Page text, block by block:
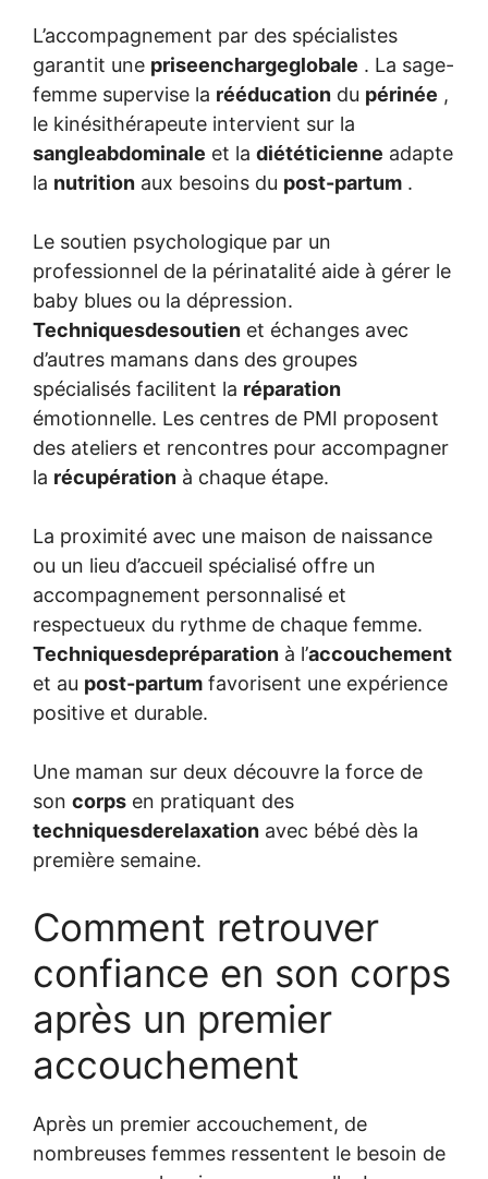
L’accompagnement par des spécialistes
garantit une priseenchargeglobale . La sage-
femme supervise la rééducation du périnée ,
le kinésithérapeute intervient sur la
sangleabdominale et la diététicienne adapte
la nutrition aux besoins du post-partum .
Le soutien psychologique par un
professionnel de la périnatalité aide à gérer le
baby blues ou la dépression.
Techniquesdesoutien et échanges avec
d’autres mamans dans des groupes
spécialisés facilitent la réparation
émotionnelle. Les centres de PMI proposent
des ateliers et rencontres pour accompagner
la récupération à chaque étape.
La proximité avec une maison de naissance
ou un lieu d’accueil spécialisé offre un
accompagnement personnalisé et
respectueux du rythme de chaque femme.
Techniquesdepréparation à l’accouchement
et au post-partum favorisent une expérience
positive et durable.
Une maman sur deux découvre la force de
son corps en pratiquant des
techniquesderelaxation avec bébé dès la
première semaine.
Comment retrouver
confiance en son corps
après un premier
accouchement
Après un premier accouchement, de
nombreuses femmes ressentent le besoin de